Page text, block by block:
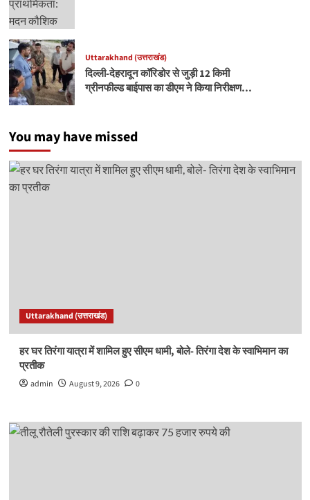
Uttarakhand (उत्तराखंड)
दिल्ली-देहरादून कॉरिडोर से जुड़ी 12 किमी
ग्रीनफील्ड बाईपास का डीएम ने किया निरीक्षण…
You may have missed
Uttarakhand (उत्तराखंड)
हर घर तिरंगा यात्रा में शामिल हुए सीएम धामी, बोले- तिरंगा देश के स्वाभिमान का
प्रतीक
admin August 9, 2026 0